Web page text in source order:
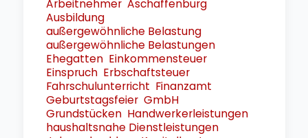
Arbeitnehmer Aschaffenburg
Ausbildung
außergewöhnliche Belastung
außergewöhnliche Belastungen
Ehegatten Einkommensteuer
Einspruch Erbschaftsteuer
Fahrschulunterricht Finanzamt
Geburtstagsfeier GmbH
Grundstücken Handwerkerleistungen
haushaltsnahe Dienstleistungen